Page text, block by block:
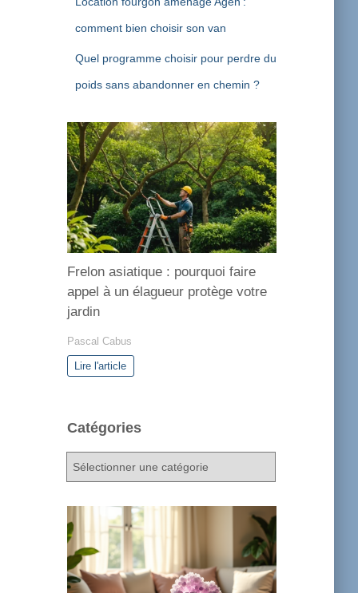
comment bien choisir son van
Quel programme choisir pour perdre du
poids sans abandonner en chemin ?
Frelon asiatique : pourquoi faire
appel à un élagueur protège votre
jardin
Pascal Cabus
Lire l'article
Catégories
C
t
é
g
o
r
i